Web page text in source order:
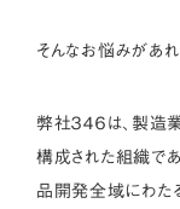
そんなお悩みがあれ
弊社３４６は、製
構成された組織で
品開発全域にわた